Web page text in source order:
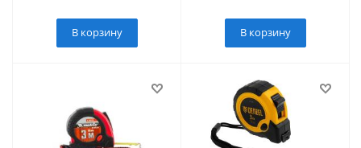
В корзину В корзину